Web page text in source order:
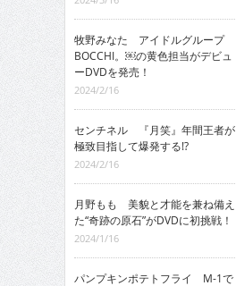
牧野みなた アイドルグループ
BOCCHI。￼の黄色担当がデビュ
ーDVDを発売！
2024/2/16
センチネル 『月笑』年間王者が
極致目指して爆発する!?
2024/2/16
月野もも 美貌と才能を兼ね備え
た“奇跡の原石”がDVDに初挑戦！
2024/1/16
パンプキンポテトフライ M-1で